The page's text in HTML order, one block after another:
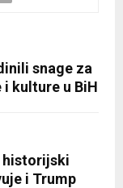
snage za
kulture u BiH
historijski
i Trump